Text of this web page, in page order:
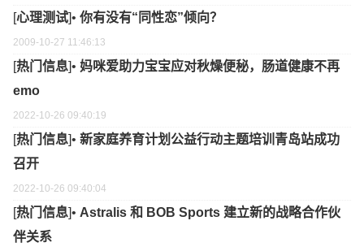
[心理测试]• 你有没有“同性恋”倾向？
2009-10-27 11:46:13
[热门信息]• 妈咪爱助力宝宝应对秋燥便秘，肠道健康不再
emo
2022-10-26 09:40:19
[热门信息]• 新家庭养育计划公益行动主题培训青岛站成功
召开
2022-10-26 09:40:04
[热门信息]• Astralis 和 BOB Sports 建立新的战略合作伙
伴关系